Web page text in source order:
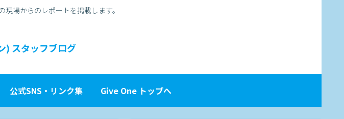
場からのレポートを掲載します。
) スタッフブログ
公式SNS・リンク集 Give One トップへ